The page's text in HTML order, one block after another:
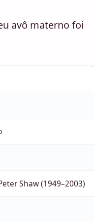
avô materno foi
Shaw (1949–2003)